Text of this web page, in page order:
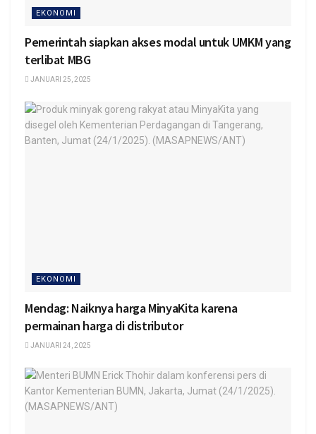
EKONOMI
Pemerintah siapkan akses modal untuk UMKM yang
terlibat MBG
JANUARI 25, 2025
EKONOMI
Mendag: Naiknya harga MinyaKita karena
permainan harga di distributor
JANUARI 24, 2025